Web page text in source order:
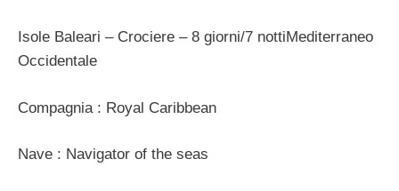
Isole Baleari – Crociere – 8 giorni/7 nottiMediterraneo
Occidentale
Compagnia : Royal Caribbean
Nave : Navigator of the seas